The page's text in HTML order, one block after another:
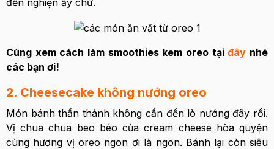
đến nghiện ấy chứ.
Cùng xem cách làm smoothies kem oreo tạiđây nhé
các bạn ơi!
2. Cheesecake không nướng oreo
Món bánh thần thánh không cần đến lò nướng đây rồi.
Vị chua chua beo béo của cream cheese hòa quyện
cùng hương vị oreo ngon ơi là ngon. Bánh lại còn siêu